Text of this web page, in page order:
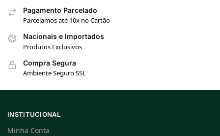
Pagamento Parcelado
Parcelamos até 10x no Cartão
Nacionais e Importados
Produtos Exclusivos
Compra Segura
Ambiente Seguro SSL
INSTITUCIONAL
Minha Conta